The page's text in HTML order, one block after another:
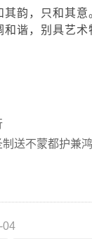
其韵，只和其
谐，别具艺术
制送不蒙都护兼
04